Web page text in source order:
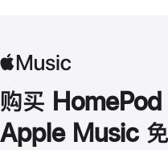
购买 HomePod
Apple Music